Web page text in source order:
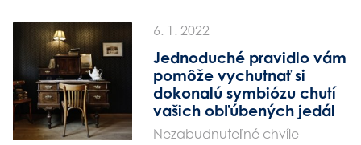
6. 1. 2022
Jednoduché pravidlo vám
pomôže vychutnať si
dokonalú symbiózu chutí
vašich obľúbených jedál
Nezabudnuteľné chvíle